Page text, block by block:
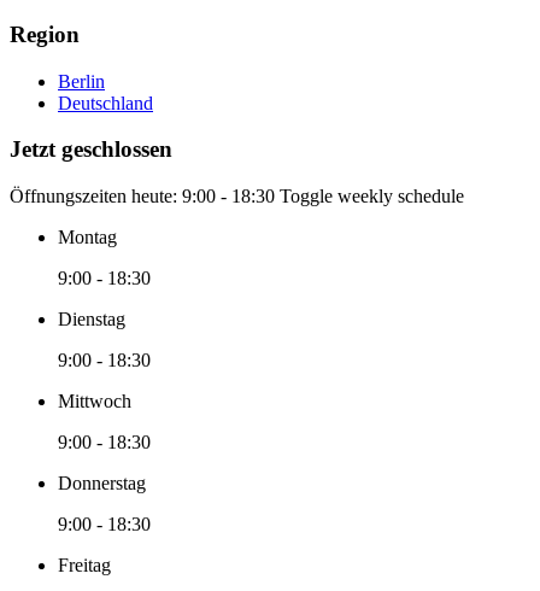
Region
Berlin
Deutschland
Jetzt geschlossen
Öffnungszeiten heute: 9:00 - 18:30 Toggle weekly schedule
Montag
9:00 - 18:30
Dienstag
9:00 - 18:30
Mittwoch
9:00 - 18:30
Donnerstag
9:00 - 18:30
Freitag